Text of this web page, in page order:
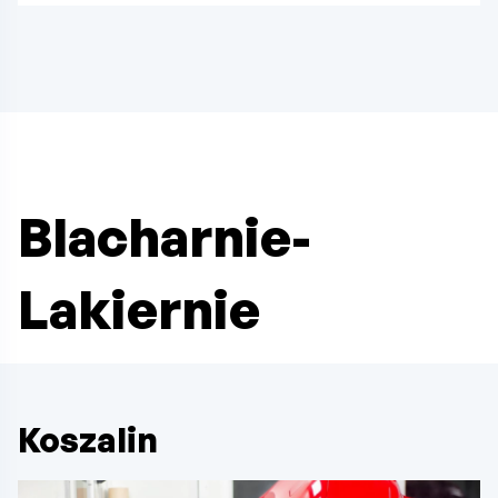
Blacharnie-
Lakiernie
Koszalin